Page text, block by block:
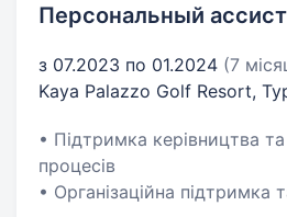
Персональный
з 07.2023 по 01.2024 (7
Kaya Palazzo Golf Resort,
• Підтримка керівництва
процесів
• Організаційна підтримка